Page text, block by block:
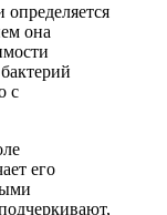
она
с
его